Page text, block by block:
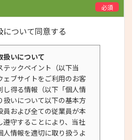
必須
について同意する
扱いについて
テックペイント（以下当
ェブサイトをご利用のお客
し得る情報（以下「個人情
扱いについて以下の基本方
員および全ての従業員が本
遵守することにより、当社
人情報を適切に取り扱うよ